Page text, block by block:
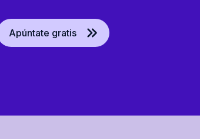
Apúntate gratis